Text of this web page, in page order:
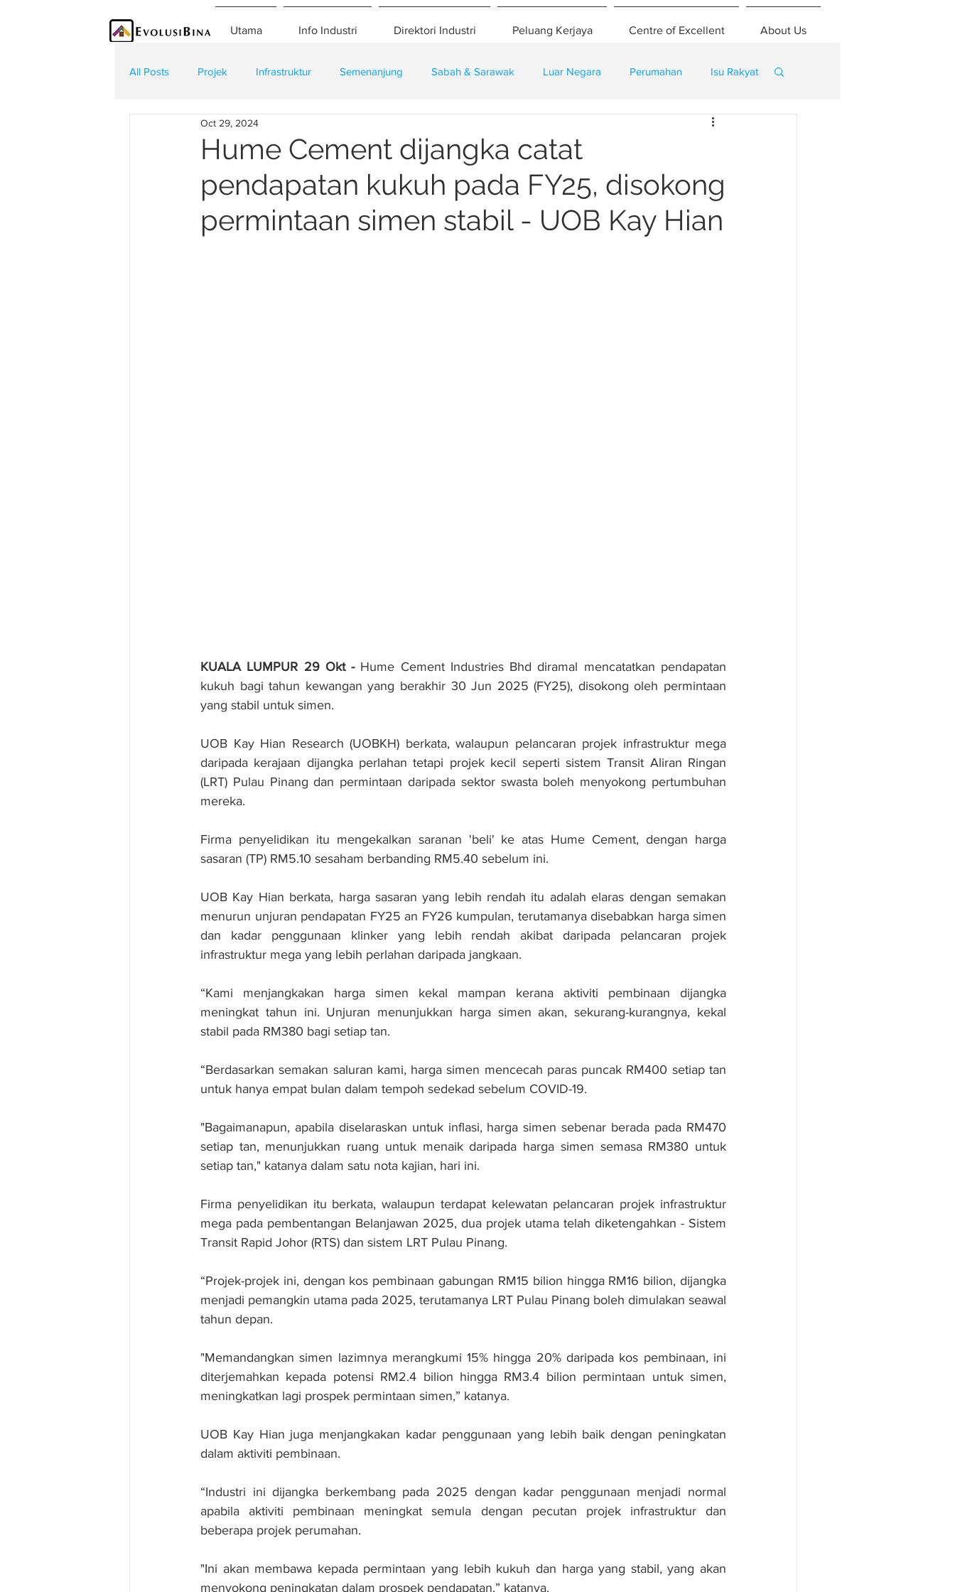
Utama Info Industri Direktori Industri Peluang Kerjaya Centre of Excellent About Us
All Posts Projek Infrastruktur Semenanjung Sabah & Sarawak Luar Negara Perumahan Isu Rakyat
Teknologi Kontraktor
Hume Cement dijangka catat
pendapatan kukuh pada FY25, disokong
permintaan simen stabil - UOB Kay Hian
Oct 29, 2024
KUALA LUMPUR 29 Okt - Hume Cement Industries Bhd diramal mencatatkan pendapatan
kukuh bagi tahun kewangan yang berakhir 30 Jun 2025 (FY25), disokong oleh permintaan
yang stabil untuk simen.
UOB Kay Hian Research (UOBKH) berkata, walaupun pelancaran projek infrastruktur mega
daripada kerajaan dijangka perlahan tetapi projek kecil seperti sistem Transit Aliran Ringan
(LRT) Pulau Pinang dan permintaan daripada sektor swasta boleh menyokong pertumbuhan
mereka.
Firma penyelidikan itu mengekalkan saranan 'beli' ke atas Hume Cement, dengan harga
sasaran (TP) RM5.10 sesaham berbanding RM5.40 sebelum ini.
UOB Kay Hian berkata, harga sasaran yang lebih rendah itu adalah elaras dengan semakan
menurun unjuran pendapatan FY25 an FY26 kumpulan, terutamanya disebabkan harga simen
dan kadar penggunaan klinker yang lebih rendah akibat daripada pelancaran projek
infrastruktur mega yang lebih perlahan daripada jangkaan.
“Kami menjangkakan harga simen kekal mampan kerana aktiviti pembinaan dijangka
meningkat tahun ini. Unjuran menunjukkan harga simen akan, sekurang-kurangnya, kekal
stabil pada RM380 bagi setiap tan.
“Berdasarkan semakan saluran kami, harga simen mencecah paras puncak RM400 setiap tan
untuk hanya empat bulan dalam tempoh sedekad sebelum COVID-19.
"Bagaimanapun, apabila diselaraskan untuk inflasi, harga simen sebenar berada pada RM470
setiap tan, menunjukkan ruang untuk menaik daripada harga simen semasa RM380 untuk
setiap tan," katanya dalam satu nota kajian, hari ini.
Firma penyelidikan itu berkata, walaupun terdapat kelewatan pelancaran projek infrastruktur
mega pada pembentangan Belanjawan 2025, dua projek utama telah diketengahkan - Sistem
Transit Rapid Johor (RTS) dan sistem LRT Pulau Pinang.
“Projek-projek ini, dengan kos pembinaan gabungan RM15 bilion hingga RM16 bilion, dijangka
menjadi pemangkin utama pada 2025, terutamanya LRT Pulau Pinang boleh dimulakan seawal
tahun depan.
"Memandangkan simen lazimnya merangkumi 15% hingga 20% daripada kos pembinaan, ini
diterjemahkan kepada potensi RM2.4 bilion hingga RM3.4 bilion permintaan untuk simen,
meningkatkan lagi prospek permintaan simen,” katanya.
UOB Kay Hian juga menjangkakan kadar penggunaan yang lebih baik dengan peningkatan
dalam aktiviti pembinaan.
“Industri ini dijangka berkembang pada 2025 dengan kadar penggunaan menjadi normal
apabila aktiviti pembinaan meningkat semula dengan pecutan projek infrastruktur dan
beberapa projek perumahan.
"Ini akan membawa kepada permintaan yang lebih kukuh dan harga yang stabil, yang akan
menyokong peningkatan dalam prospek pendapatan,” katanya.